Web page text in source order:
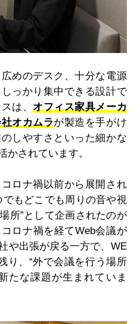
めのデスク、十分な電源
っかり集中できる設計で
は、 オフィス家具メーカ
オカムラが製造を手がけ
しやすさといった細かな
かされています。
ロナ禍以前から展開され
もどこでも周りの音や視
所”として企画されたのが
ロナ禍を経てWeb会議が
や出張が戻る一方で、WE
り、“外で会議を行う場所
たな課題が生まれていま